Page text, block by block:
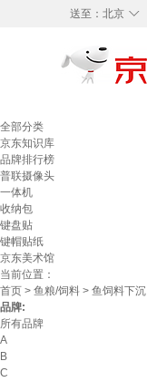
◇
送至： 北京
全部分类
京东知识库
品牌排行榜
普联摄像头
一体机
收纳包
键盘贴
键帽贴纸
京东美术馆
当前位置：
首页 > 鱼粮/饲料 > 鱼饲料下沉
品牌:
所有品牌
A
B
C